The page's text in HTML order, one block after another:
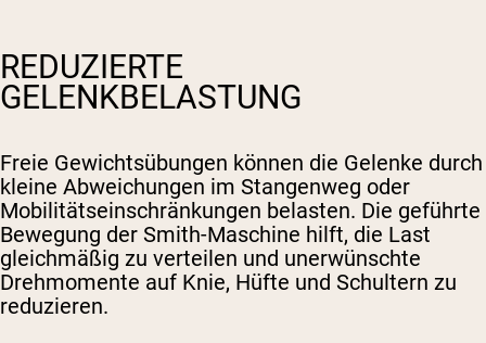
REDUZIERTE
GELENKBELASTUNG
Freie Gewichtsübungen können die Gelenke durch
kleine Abweichungen im Stangenweg oder
Mobilitätseinschränkungen belasten. Die geführte
Bewegung der Smith-Maschine hilft, die Last
gleichmäßig zu verteilen und unerwünschte
Drehmomente auf Knie, Hüfte und Schultern zu
reduzieren.